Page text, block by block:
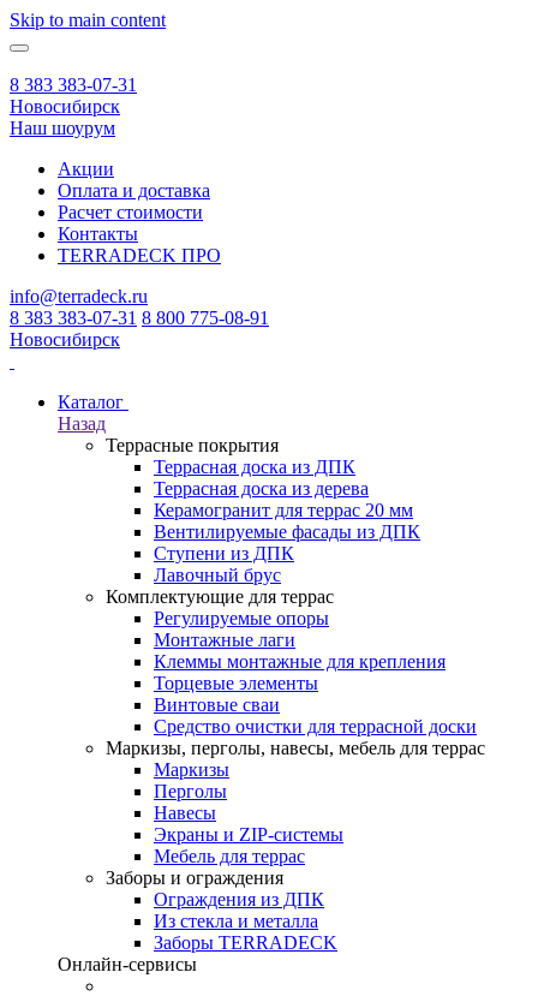
Skip to main content
8 383 383-07-31
Новосибирск
Наш шоурум
Акции
Оплата и доставка
Расчет стоимости
Контакты
TERRADECK ПРО
info@terradeck.ru
8 383 383-07-31 8 800 775-08-91
Новосибирск
Каталог
Назад
Террасные покрытия
Террасная доска из ДПК
Террасная доска из дерева
Керамогранит для террас 20 мм
Вентилируемые фасады из ДПК
Ступени из ДПК
Лавочный брус
Комплектующие для террас
Регулируемые опоры
Монтажные лаги
Клеммы монтажные для крепления
Торцевые элементы
Винтовые сваи
Средство очистки для террасной доски
Маркизы, перголы, навесы, мебель для террас
Маркизы
Перголы
Навесы
Экраны и ZIP-системы
Мебель для террас
Заборы и ограждения
Ограждения из ДПК
Из стекла и металла
Заборы TERRADECK
Онлайн-сервисы